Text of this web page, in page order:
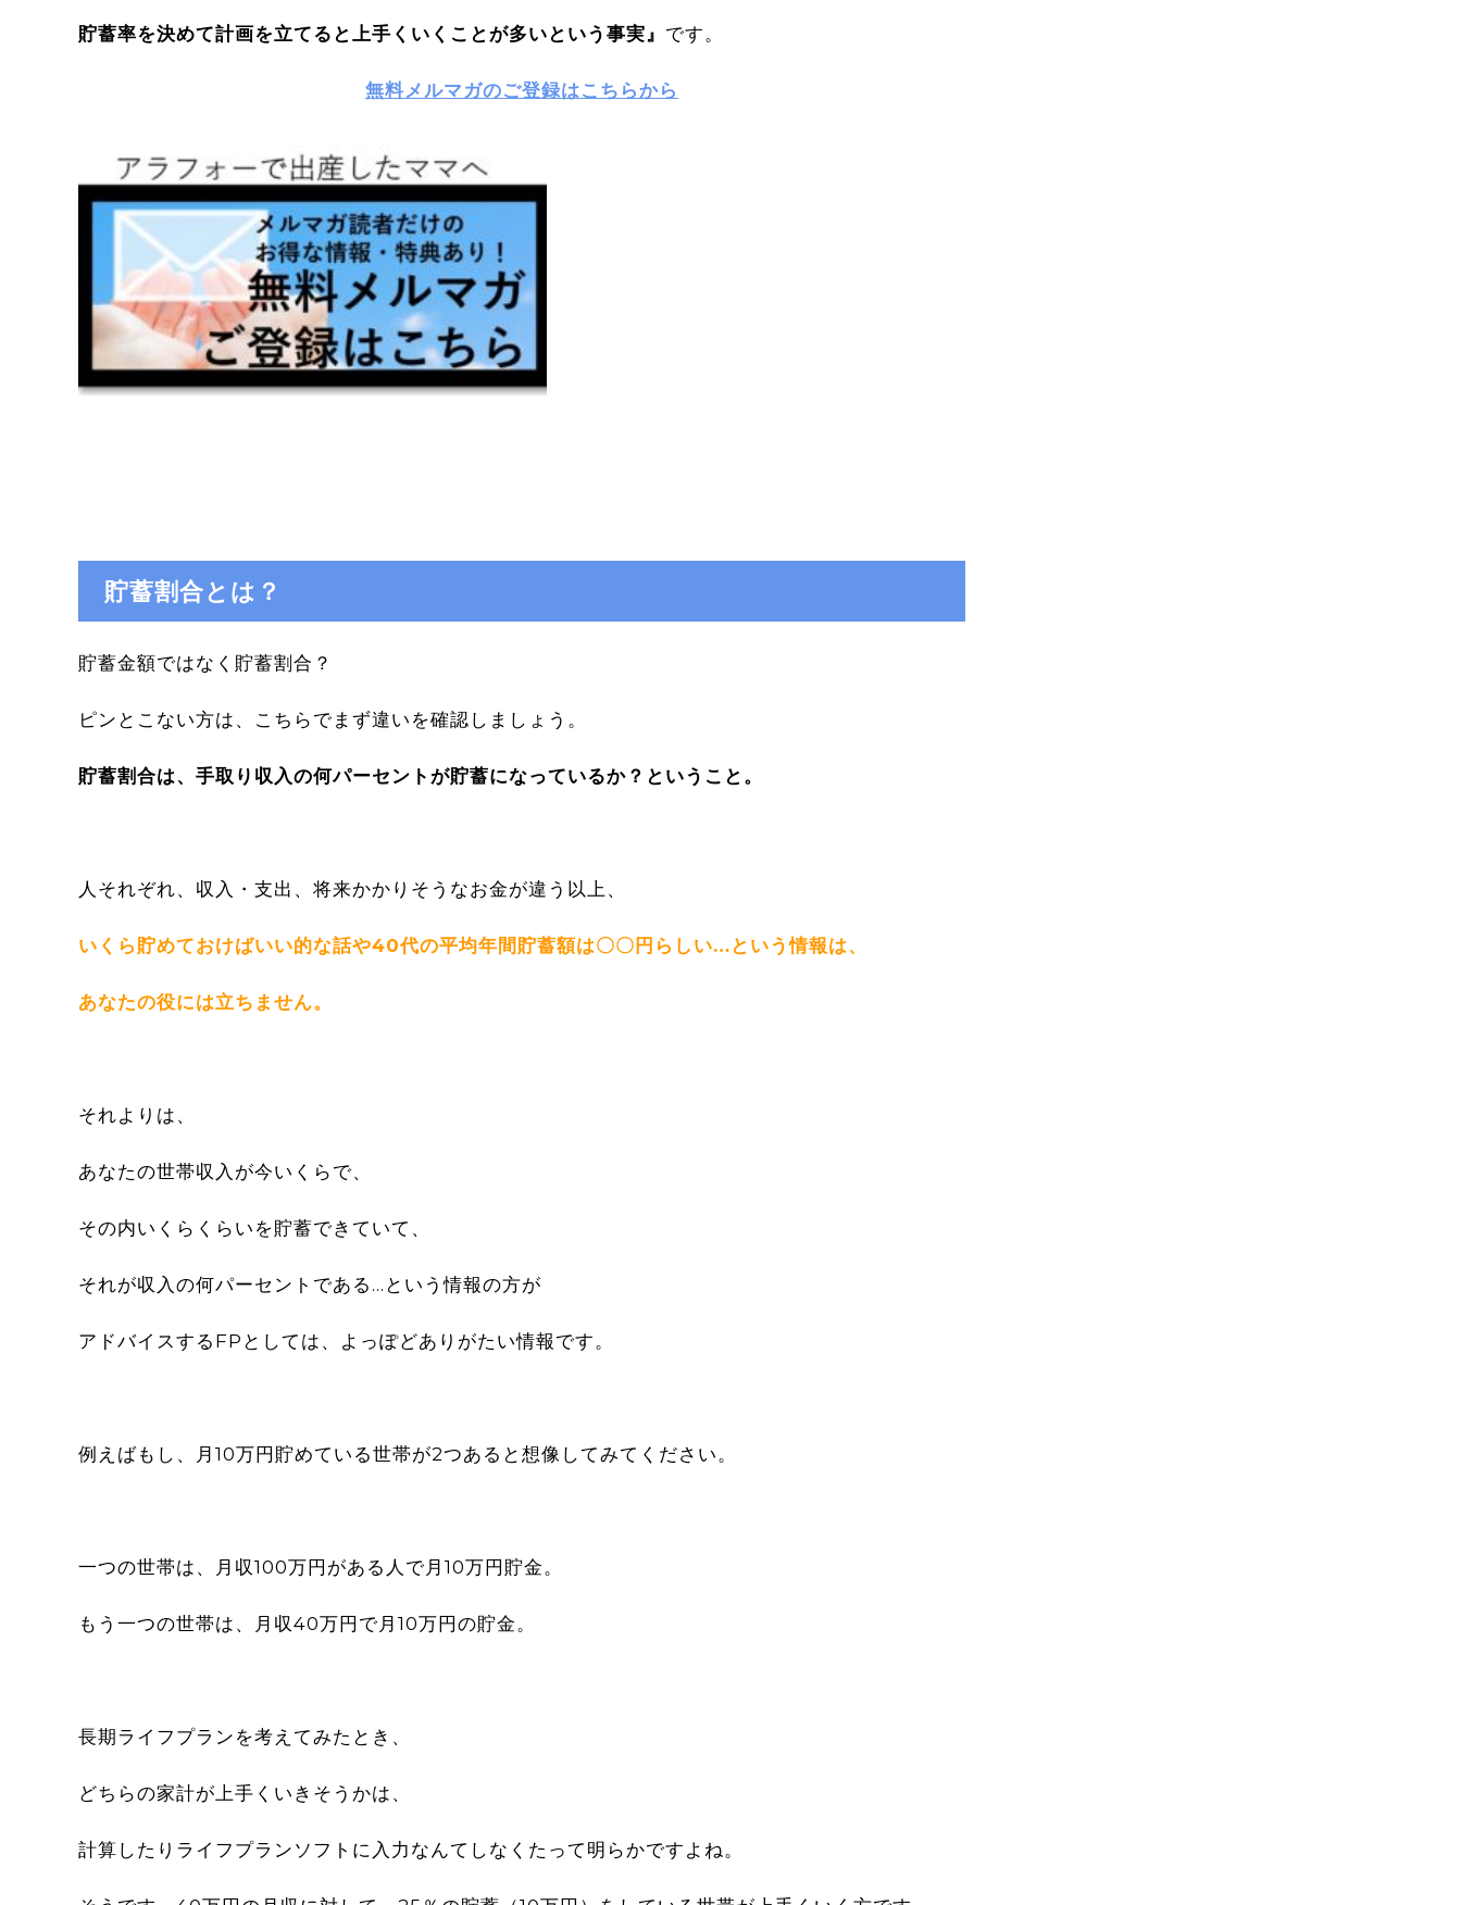
貯蓄率を決めて計画を立てると上手くいくことが多いという事実』 です。
無料メルマガのご登録はこちらから
貯蓄割合とは？
貯蓄金額ではなく貯蓄割合？
ピンとこない方は、こちらでまず違いを確認しましょう。
貯蓄割合は、手取り収入の何パーセントが貯蓄になっているか？ということ。
人それぞれ、収入・支出、将来かかりそうなお金が違う以上、
いくら貯めておけばいい的な話や40代の平均年間貯蓄額は〇〇円らしい…という情報は、
あなたの役には立ちません。
それよりは、
あなたの世帯収入が今いくらで、
その内いくらくらいを貯蓄できていて、
それが収入の何パーセントである…という情報の方が
アドバイスするFPとしては、よっぽどありがたい情報です。
例えばもし、月10万円貯めている世帯が2つあると想像してみてください。
一つの世帯は、月収100万円がある人で月10万円貯金。
もう一つの世帯は、月収40万円で月10万円の貯金。
長期ライフプランを考えてみたとき、
どちらの家計が上手くいきそうかは、
計算したりライフプランソフトに入力なんてしなくたって明らかですよね。